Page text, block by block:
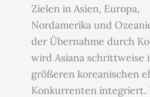
Zielen in Asien, Europa,
Nordamerika und
der Übernahme durch
wird Asiana schrittweise
größeren koreanischen
Konkurrenten integriert.